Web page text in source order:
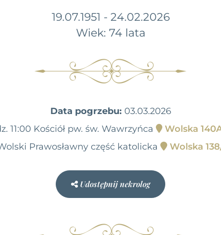
19.07.1951 - 24.02.2026
Wiek: 74 lata
Data pogrzebu: 03.03.2026
11:00 Kościół pw. św. Wawrzyńca
Wolska
Prawosławny część katolicka
Wolska
Udostępnij nekrolog